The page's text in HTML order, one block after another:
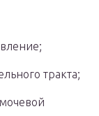
тракта;